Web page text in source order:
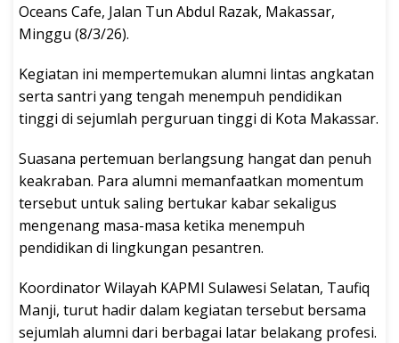
Oceans Cafe, Jalan Tun Abdul Razak, Makassar,
Minggu (8/3/26).
Kegiatan ini mempertemukan alumni lintas angkatan
serta santri yang tengah menempuh pendidikan
tinggi di sejumlah perguruan tinggi di Kota Makassar.
Suasana pertemuan berlangsung hangat dan penuh
keakraban. Para alumni memanfaatkan momentum
tersebut untuk saling bertukar kabar sekaligus
mengenang masa-masa ketika menempuh
pendidikan di lingkungan pesantren.
Koordinator Wilayah KAPMI Sulawesi Selatan, Taufiq
Manji, turut hadir dalam kegiatan tersebut bersama
sejumlah alumni dari berbagai latar belakang profesi.